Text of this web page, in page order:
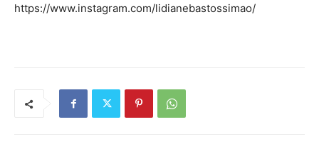
https://www.instagram.com/lidianebastossimao/